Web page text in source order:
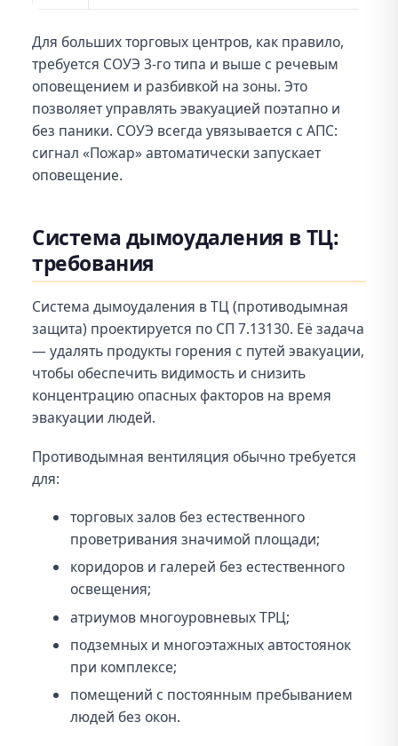
Для больших торговых центров, как правило,
требуется СОУЭ 3-го типа и выше с речевым
оповещением и разбивкой на зоны. Это
позволяет управлять эвакуацией поэтапно и
без паники. СОУЭ всегда увязывается с АПС:
сигнал «Пожар» автоматически запускает
оповещение.
Система дымоудаления в ТЦ:
требования
Система дымоудаления в ТЦ (противодымная
защита) проектируется по СП 7.13130. Её задача
— удалять продукты горения с путей эвакуации,
чтобы обеспечить видимость и снизить
концентрацию опасных факторов на время
эвакуации людей.
Противодымная вентиляция обычно требуется
для:
торговых залов без естественного
проветривания значимой площади;
коридоров и галерей без естественного
освещения;
атриумов многоуровневых ТРЦ;
подземных и многоэтажных автостоянок
при комплексе;
помещений с постоянным пребыванием
людей без окон.